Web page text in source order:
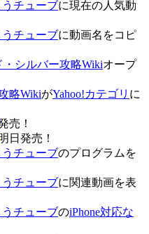
うチューブに現在の人気動
うチューブに動画名をコピ
シルバー攻略Wikiオープ
略WikiがYahoo!カテゴリ に
売！
日発売！
うチューブのプログラムを
うチューブに関連動画を表
うチューブのiPhone対応な